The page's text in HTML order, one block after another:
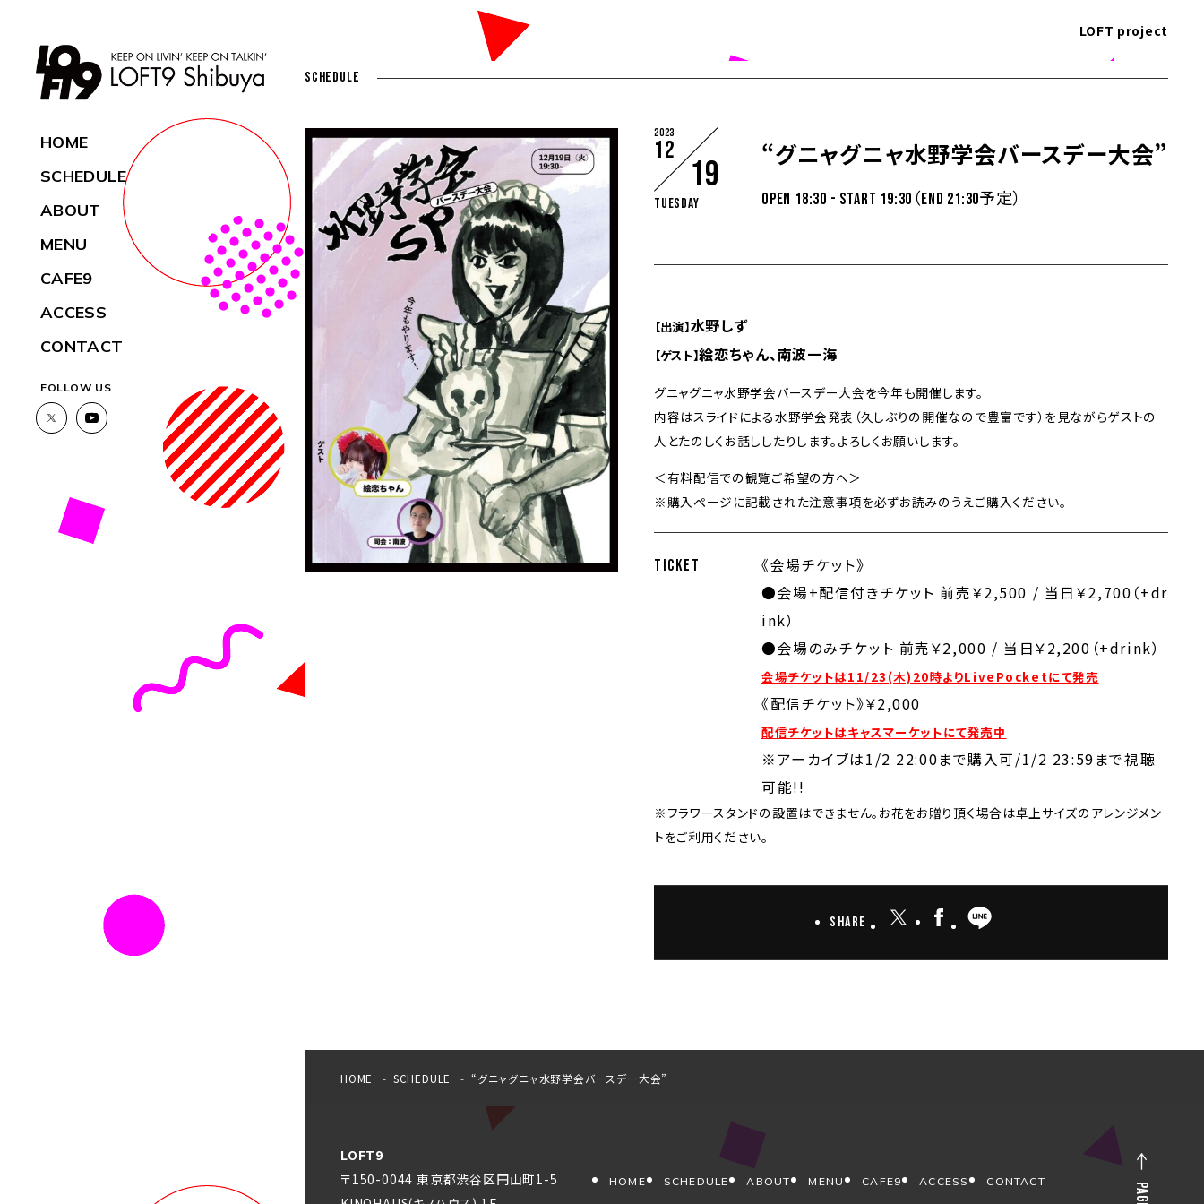
HOME
SCHEDULE
ABOUT
MENU
CAFE9
ACCESS
CONTACT
FOLLOW US
LOFT project
SCHEDULE
2023
12
19
Tuesday
“グニャグニャ水野学会バースデー大会”
OPEN 18:30 - START 19:30（END 21:30予定）
【出演】水野しず
【ゲスト】絵恋ちゃん、南波一海
グニャグニャ水野学会バースデー大会を今年も開催します。
内容はスライドによる水野学会発表（久しぶりの開催なので豊富です）を見ながらゲストの
人とたのしくお話ししたりします。よろしくお願いします。
＜有料配信での観覧ご希望の方へ＞
※購入ページに記載された注意事項を必ずお読みのうえご購入ください。
TICKET
《会場チケット》
●会場+配信付きチケット 前売￥2,500 / 当日￥2,700（+dr
ink）
●会場のみチケット 前売￥2,000 / 当日￥2,200（+drink）
会場チケットは11/23(木)20時よりLivePocketにて発売
《配信チケット》￥2,000
配信チケットはキャスマーケットにて発売中
※アーカイブは1/2 22:00まで購入可/1/2 23:59まで視聴
可能!!
※フラワースタンドの設置はできません。お花をお贈り頂く場合は卓上サイズのアレンジメン
トをご利用ください。
Share
HOME SCHEDULE “グニャグニャ水野学会バースデー大会”
LOFT9
〒150-0044 東京都渋谷区円山町1-5
HOME SCHEDULE ABOUT MENU CAFE9 ACCESS CONTACT